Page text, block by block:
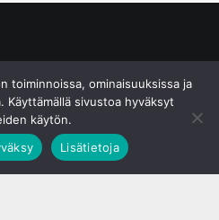
toiminnoissa, ominaisuuksissa ja
Käyttämällä sivustoa hyväksyt
käytön.
Lisätietoja